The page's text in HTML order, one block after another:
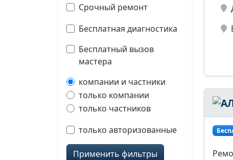
Срочный ремонт
Бесплатная диагностика
Бесплатный вызов
мастера
компании и частники
только компании
только частников
только авторизованные
Применить фильтры